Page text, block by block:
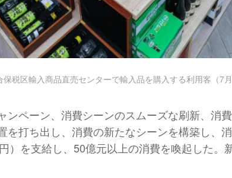
税区輸入商品直売センターで輸入品を購入する利用客（7月
ペーン、消費シーンのスムーズな刷新、消
を打ち出し、消費の新たなシーンを構築し、
を支給し、50億元以上の消費を喚起した。